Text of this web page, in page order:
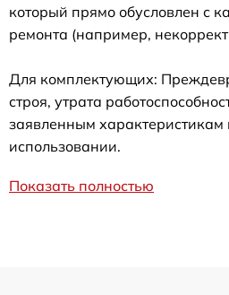
который прямо обусловлен с
ремонта (например,
Для комплектующих:
строя, утрата
заявленным
использовании.
Показать полностью